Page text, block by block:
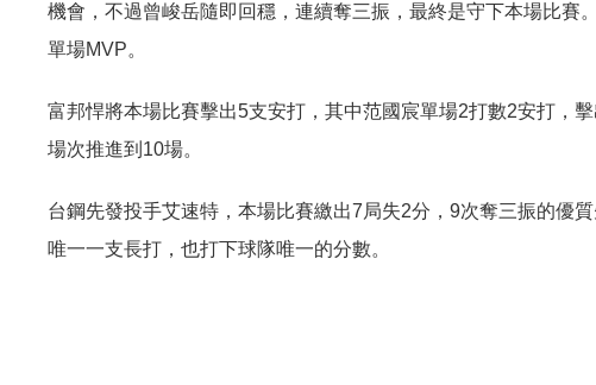
機會，不過曾峻岳隨即回穩，連續奪三振，最終是守下本場比
單場MVP。
富邦悍將本場比賽擊出5支安打，其中范國宸單場2打數2安打，
場次推進到10場。
台鋼先發投手艾速特，本場比賽繳出7局失2分，9次奪三振的優
唯一一支長打，也打下球隊唯一的分數。